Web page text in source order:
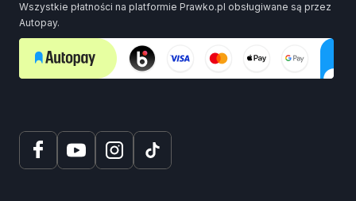
Wszystkie płatności na platformie Prawko.pl obsługiwane są przez
Autopay.